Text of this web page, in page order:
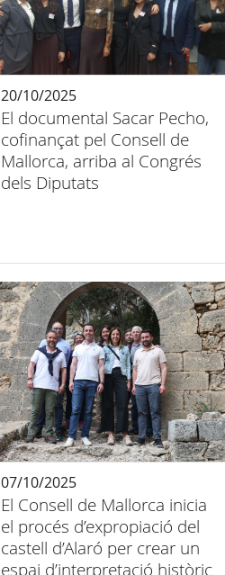
El documental Sacar Pecho,
cofinançat pel Consell de
Mallorca, arriba al Congrés
dels Diputats
20/10/2025
El Consell de Mallorca inicia
el procés d’expropiació del
castell d’Alaró per crear un
espai d’interpretació històric
07/10/2025